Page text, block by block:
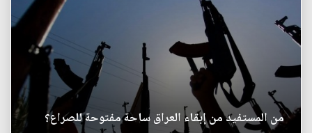
من المستفيد من إبقاء العراق ساحة مفتوحة للصراع؟